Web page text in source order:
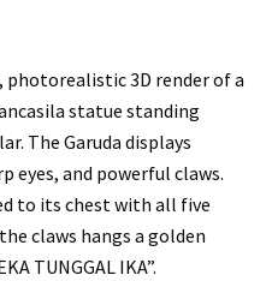
3D render of a
statue standing
The Garuda displays
eyes, and powerful claws.
to its chest with all five
claws hangs a golden
TUNGGAL IKA”.